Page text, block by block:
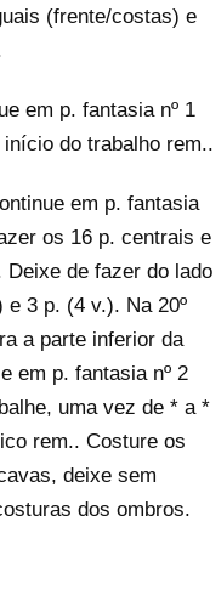
(frente/costas) e
em p. fantasia nº 1
do trabalho rem..
em p. fantasia
os 16 p. centrais e
Deixe de fazer do lado
3 p. (4 v.). Na 20º
a parte inferior da
em p. fantasia nº 2
uma vez de * a *
rem.. Costure os
deixe sem
dos ombros.